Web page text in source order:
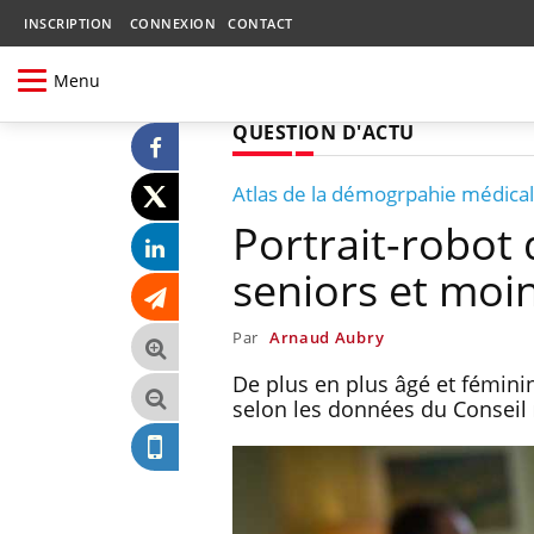
INSCRIPTION CONNEXION CONTACT
Menu
QUESTION D'ACTU
Atlas de la démogrpahie
Portrait-robot
seniors et
Par Arnaud Aubry
De plus en plus âgé et
selon les données du